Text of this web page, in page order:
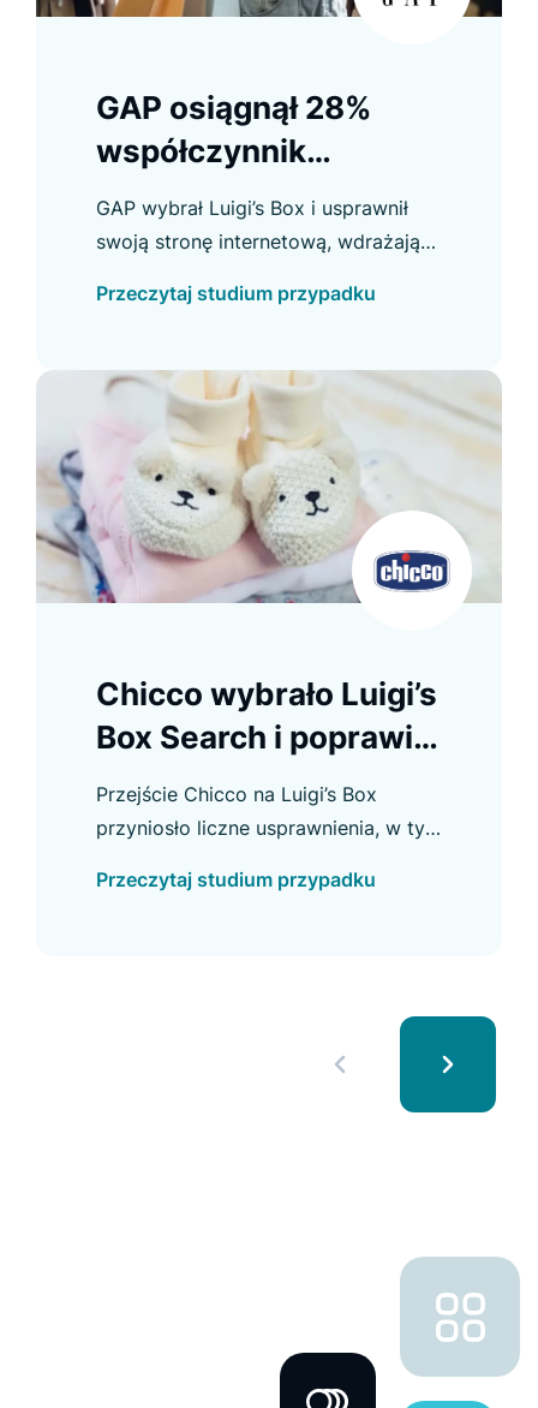
GAP osiągnął 28%
współczynnik
konwersji z
Recommendera
GAP wybrał Luigi’s Box i usprawnił
swoją stronę internetową, wdrażając
zwraca wyniki z wielu domen
Przeczytaj studium przypadku
Chicco wybrało Luigi’s
Box Search i poprawiło
doświadczenie
zakupowe
Przejście Chicco na Luigi’s Box
przyniosło liczne usprawnienia, w tym
większe wykorzystanie wyszukiwarki.
Przeczytaj studium przypadku